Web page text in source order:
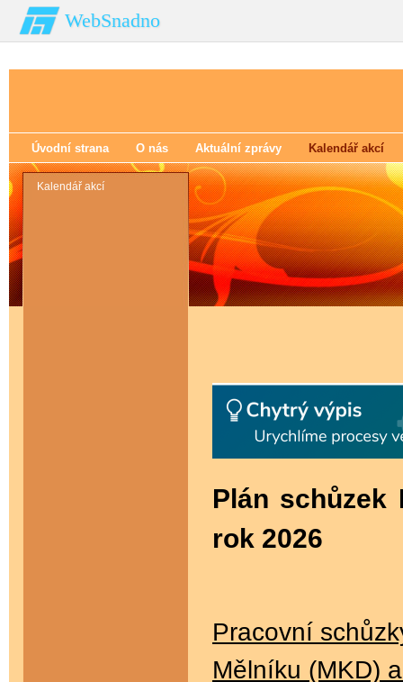
WebSnadno
Úvodní strana O nás Aktuální zprávy Kalendář akcí
Kalendář akcí
Plán schůzek
rok 2026
Pracovní
Mělníku (MKD)